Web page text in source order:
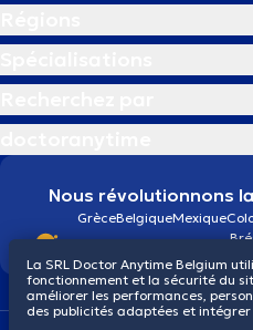
Nous révolutionnons
GrèceBelgiqueMexique
La SRL Doctor Anytime Belgium
fonctionnement et la sécurité du
améliorer les performances,
des publicités adaptées et